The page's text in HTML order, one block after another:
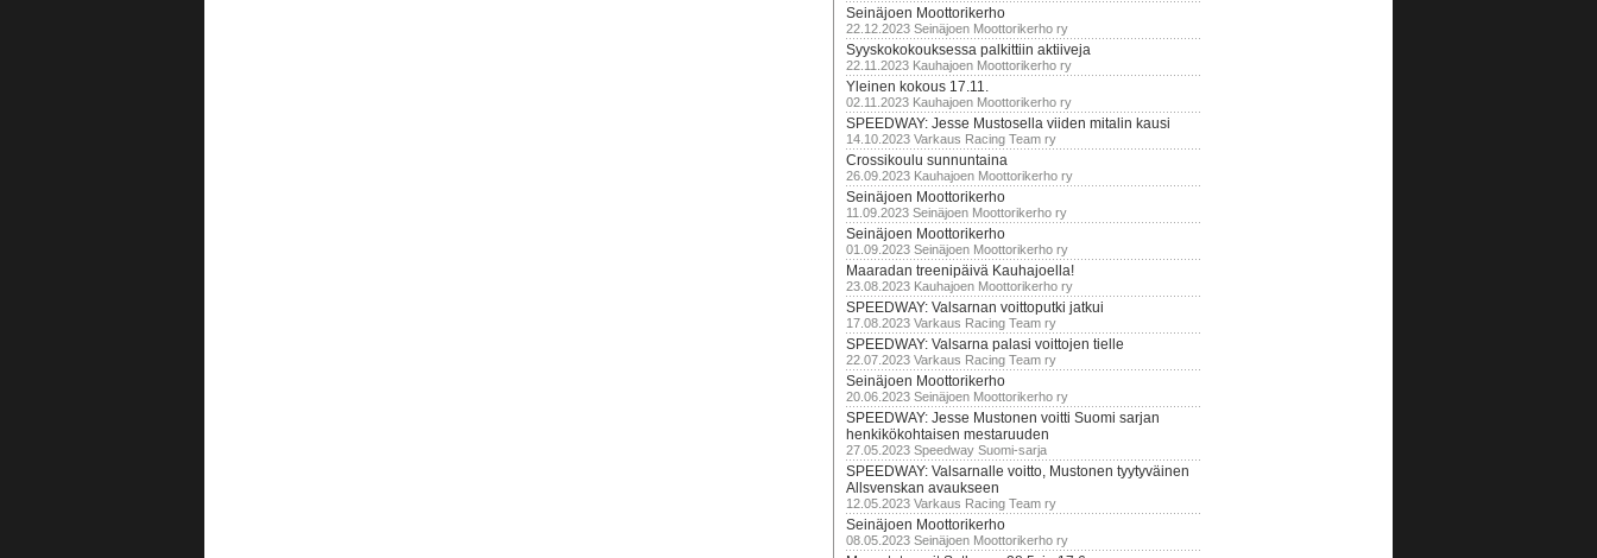
Seinäjoen Moottorikerho
22.12.2023 Seinäjoen Moottorikerho ry
Syyskokokouksessa palkittiin aktiiveja
22.11.2023 Kauhajoen Moottorikerho ry
Yleinen kokous 17.11.
02.11.2023 Kauhajoen Moottorikerho ry
SPEEDWAY: Jesse Mustosella viiden mitalin kausi
14.10.2023 Varkaus Racing Team ry
Crossikoulu sunnuntaina
26.09.2023 Kauhajoen Moottorikerho ry
Seinäjoen Moottorikerho
11.09.2023 Seinäjoen Moottorikerho ry
Seinäjoen Moottorikerho
01.09.2023 Seinäjoen Moottorikerho ry
Maaradan treenipäivä Kauhajoella!
23.08.2023 Kauhajoen Moottorikerho ry
SPEEDWAY: Valsarnan voittoputki jatkui
17.08.2023 Varkaus Racing Team ry
SPEEDWAY: Valsarna palasi voittojen tielle
22.07.2023 Varkaus Racing Team ry
Seinäjoen Moottorikerho
20.06.2023 Seinäjoen Moottorikerho ry
SPEEDWAY: Jesse Mustonen voitti Suomi sarjan
henkikökohtaisen mestaruuden
27.05.2023 Speedway Suomi-sarja
SPEEDWAY: Valsarnalle voitto, Mustonen tyytyväinen
Allsvenskan avaukseen
12.05.2023 Varkaus Racing Team ry
Seinäjoen Moottorikerho
08.05.2023 Seinäjoen Moottorikerho ry